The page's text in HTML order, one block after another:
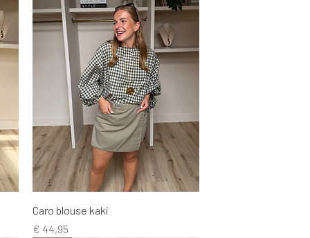
Snel overzicht
Caro blouse kaki
Prijs
€ 44,95